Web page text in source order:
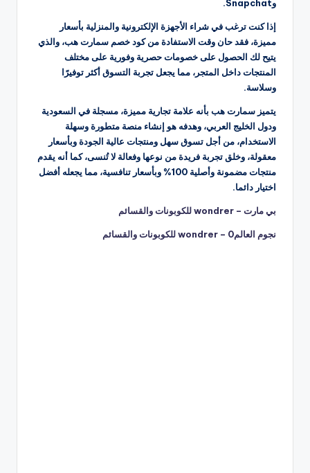
وSnapchat.
إذا كنت ترغب في شراء الأجهزة الإلكترونية والمنزلية بأسعار
مميزة، فقد حان وقت الاستفادة من كود خصم سمارت هب، والذي
يتيح لك الحصول على خصومات حصرية وفورية على مختلف
المنتجات داخل المتجر، مما يجعل تجربة التسوق أكثر توفيرًا
وسلاسة.
يتميز سمارت هب بأنه علامة تجارية مميزة، مسجلة في السعودية
ودول الخليج العربي، وهدفه هو إنشاء منصة متطورة وسهلة
الاستخدام، من أجل تسوق سهل ومنتجات عالية الجودة وبأسعار
معقولة، وخلق تجربة فريدة من نوعها وفعالة لا تُنسى، كما أنه يقدم
منتجات مضمونة وأصلية 100% وبأسعار تنافسية، مما يجعله أفضل
اختيار دائما.
بي مارت – wondrer للكوبونات والقسائم
نجوم العالم0 – wondrer للكوبونات والقسائم